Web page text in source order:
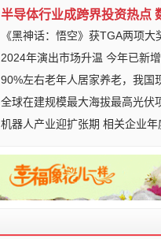
半导体行业成跨界投资热点
《黑神话：悟空》获TGA两项
2024年演出市场升温 今年已新
90%左右老年人居家养老，我国
全球在建规模最大海拔最高光伏
机器人产业迎扩张期 相关企业